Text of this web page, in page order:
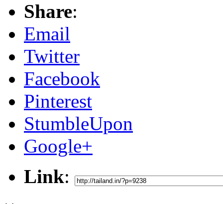
Share:
Email
Twitter
Facebook
Pinterest
StumbleUpon
Google+
Link: